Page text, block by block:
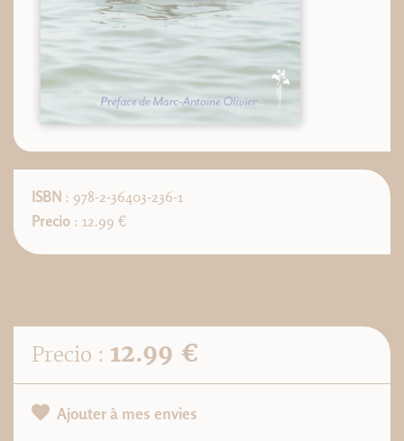
ISBN : 978-2-36403-236-1
Precio : 12.99 €
Precio : 12.99 €
Ajouter à mes envies